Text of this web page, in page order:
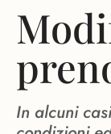
In alcuni